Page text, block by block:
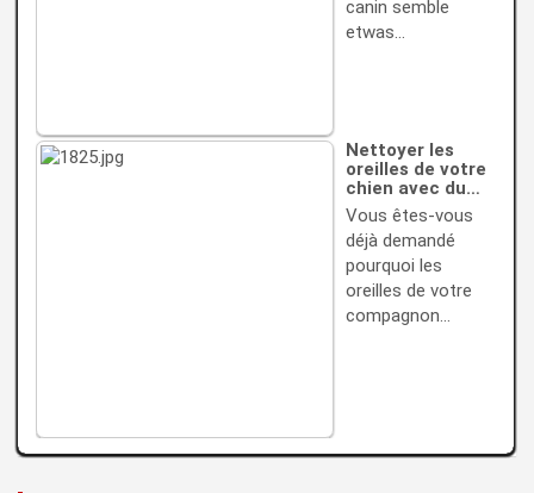
canin semble
etwas…
Nettoyer les
oreilles de votre
chien avec du…
Vous êtes-vous
déjà demandé
pourquoi les
oreilles de votre
compagnon…